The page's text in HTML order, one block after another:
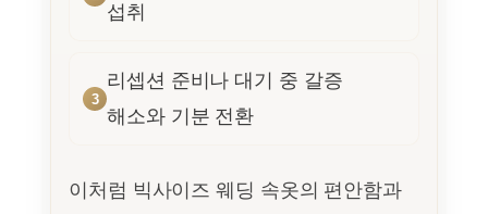
섭취
리셉션 준비나 대기 중 갈증
해소와 기분 전환
이처럼 빅사이즈 웨딩 속옷의 편안함과